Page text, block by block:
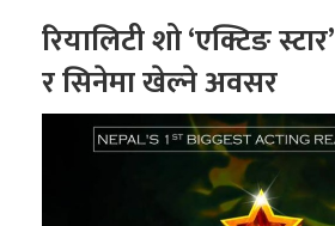
रियालिटी शो ‘एक्टिङ
र सिनेमा खेल्ने अवसर